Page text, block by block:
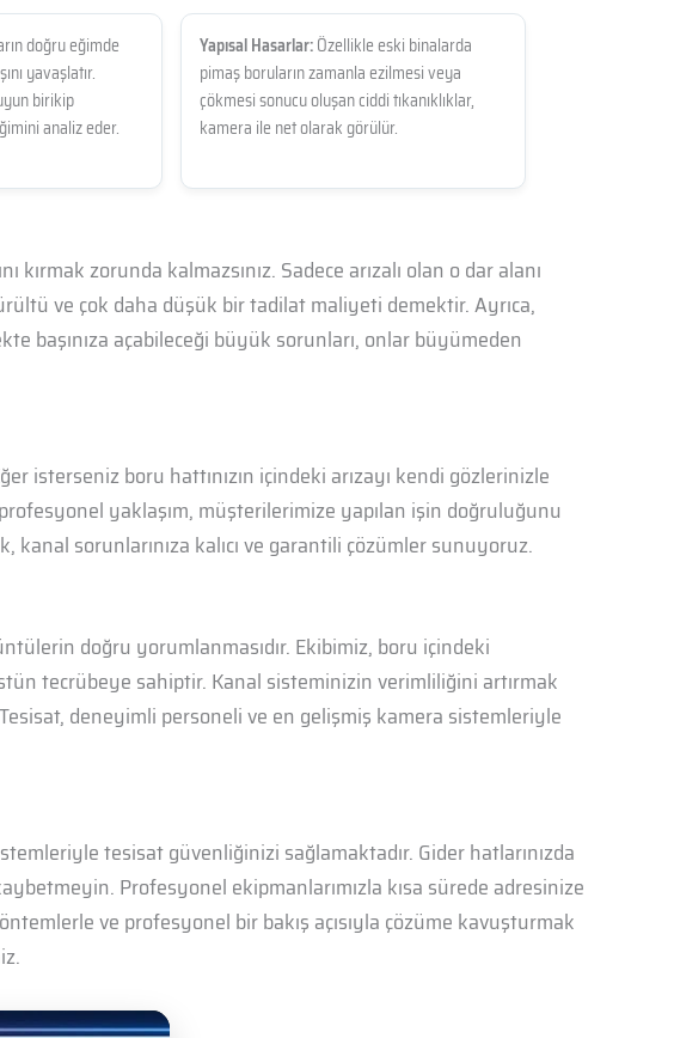
doğru eğimde
yavaşlatır.
birikip
analiz eder.
Yapısal Hasarlar:Özellikle eski binalarda
pimaş boruların zamanla ezilmesi veya
çökmesi sonucu oluşan ciddi tıkanıklıklar,
kamera ile net olarak görülür.
zorunda kalmazsınız. Sadece arızalı olan o dar alanı
ve çok daha düşük bir tadilat maliyeti demektir. Ayrıca,
başınıza açabileceği büyük sorunları, onlar büyümeden
isterseniz boru hattınızın içindeki arızayı kendi gözlerinizle
yaklaşım, müşterilerimize yapılan işin doğruluğunu
sorunlarınıza kalıcı ve garantili çözümler sunuyoruz.
doğru yorumlanmasıdır. Ekibimiz, boru içindeki
tecrübeye sahiptir. Kanal sisteminizin verimliliğini artırmak
deneyimli personeli ve en gelişmiş kamera sistemleriyle
tesisat güvenliğinizi sağlamaktadır. Gider hatlarınızda
Profesyonel ekipmanlarımızla kısa sürede adresinize
ve profesyonel bir bakış açısıyla çözüme kavuşturmak